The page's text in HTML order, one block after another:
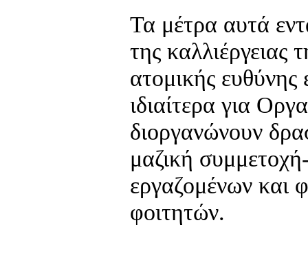
Τα μέτρα αυτά
της καλλιέργειας
ατομικής ευθύνης
ιδιαίτερα για
διοργανώνουν
μαζική
εργαζομένων και
φοιτητών.